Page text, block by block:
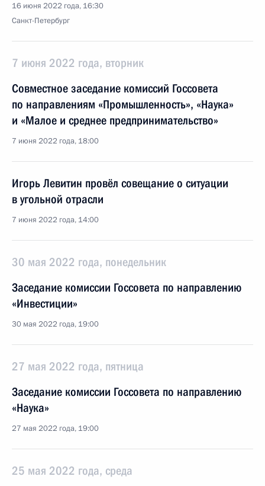
16 июня 2022 года, 16:30
Санкт-Петербург
7 июня 2022 года, вторник
Cовместное заседание комиссий Госcовета
по направлениям «Промышленность», «Наука»
и «Малое и среднее предпринимательство»
7 июня 2022 года, 18:00
Игорь Левитин провёл совещание о ситуации
в угольной отрасли
7 июня 2022 года, 14:00
30 мая 2022 года, понедельник
Заседание комиссии Госсовета по направлению
«Инвестиции»
30 мая 2022 года, 19:00
27 мая 2022 года, пятница
Заседание комиссии Госсовета по направлению
«Наука»
27 мая 2022 года, 19:00
25 мая 2022 года, среда